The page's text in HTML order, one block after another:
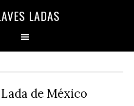
LADAS
de México